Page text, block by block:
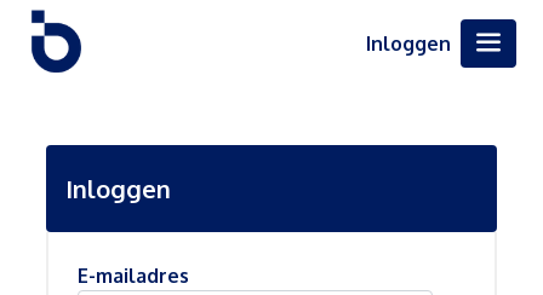
Inloggen
Inloggen
E-mailadres